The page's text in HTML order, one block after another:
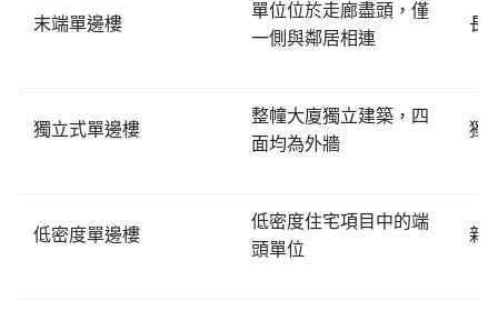
末端單邊樓
單位位於走廊盡頭，僅
一側與鄰居相連
長
獨立式單邊樓
整幢大廈獨立建築，四
面均為外牆
獨
低密度單邊樓
低密度住宅項目中的端
頭單位
新